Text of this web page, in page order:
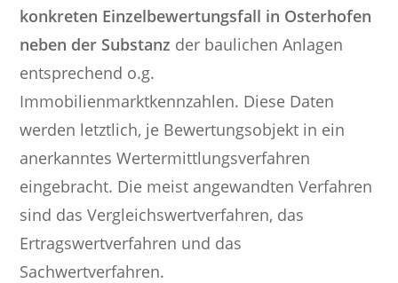
konkreten Einzelbewertungsfall in Osterhofen
neben der Substanz der baulichen Anlagen
entsprechend o.g.
Immobilienmarktkennzahlen. Diese Daten
werden letztlich, je Bewertungsobjekt in ein
anerkanntes Wertermittlungsverfahren
eingebracht. Die meist angewandten Verfahren
sind das Vergleichswertverfahren, das
Ertragswertverfahren und das
Sachwertverfahren.